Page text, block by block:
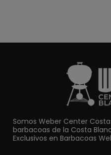
Somos Weber Center
barbacoas de la Costa
Exclusivos en Barbacoas